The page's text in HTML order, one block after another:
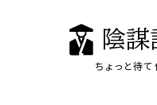
陰
ちょっと待て